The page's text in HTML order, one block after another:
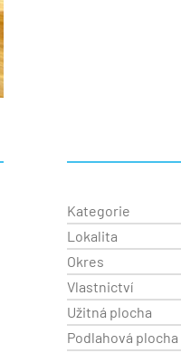
Kategorie
Lokalita
Okres
Vlastnictví
Užitná plocha
Podlahová plocha